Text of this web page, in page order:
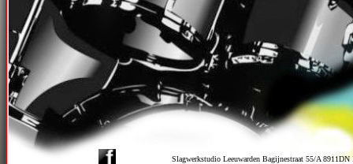
Slagwerkstudio Leeuwarden Bagijnestraat 55/A